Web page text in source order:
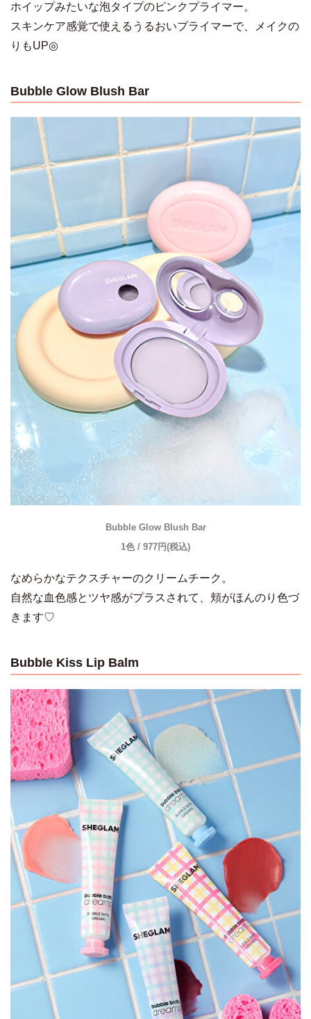
ホイップみたいな泡タイプのピンクプライマー。
スキンケア感覚で使えるうるおいプライマーで、メイクの
りもUP◎
Bubble Glow Blush Bar
Bubble Glow Blush Bar
1色 / 977円(税込)
なめらかなテクスチャーのクリームチーク。
自然な血色感とツヤ感がプラスされて、頬がほんのり色づ
きます♡
Bubble Kiss Lip Balm